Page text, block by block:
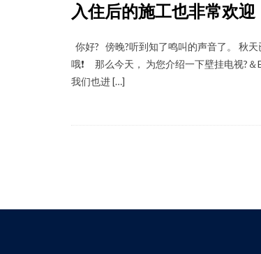
入住后的施工也非常欢迎
你好? 傍晚?听到知了鸣叫的声音了。 秋
哦❗️ 那么今天， 为您介绍一下壁挂电视?
我们也进 […]